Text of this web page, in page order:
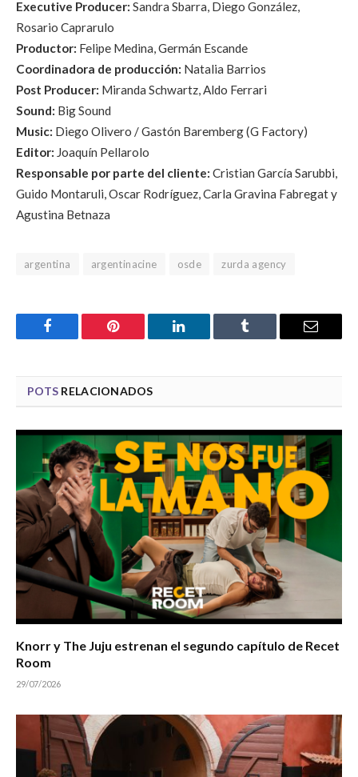
Executive Producer: Sandra Sbarra, Diego González,
Rosario Caprarulo
Productor: Felipe Medina, Germán Escande
Coordinadora de producción: Natalia Barrios
Post Producer: Miranda Schwartz, Aldo Ferrari
Sound: Big Sound
Music: Diego Olivero / Gastón Baremberg (G Factory)
Editor: Joaquín Pellarolo
Responsable por parte del cliente: Cristian García Sarubbi,
Guido Montaruli, Oscar Rodríguez, Carla Gravina Fabregat y
Agustina Betnaza
argentina argentinacine osde zurda agency
Facebook Pinterest LinkedIn Tumblr Email
POTS RELACIONADOS
Knorr y The Juju estrenan el segundo capítulo de Recet
Room
29/07/2026